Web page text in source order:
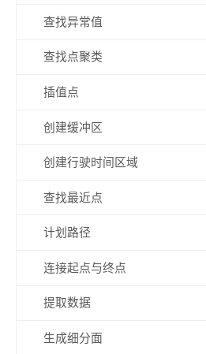
查找异常值
查找点聚类
插值点
创建缓冲区
创建行驶时间区域
查找最近点
计划路径
连接起点与终点
提取数据
生成细分面